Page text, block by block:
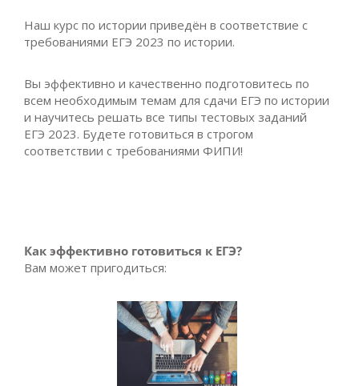
Наш курс по истории приведён в соответствие с
требованиями ЕГЭ 2023 по истории.
Вы эффективно и качественно подготовитесь по
всем необходимым темам для сдачи ЕГЭ по истории
и научитесь решать все типы тестовых заданий
ЕГЭ 2023. Будете готовиться в строгом
соответствии с требованиями ФИПИ!
Как эффективно готовиться к ЕГЭ?
Вам может пригодиться: